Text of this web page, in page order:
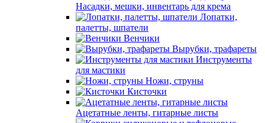
Насадки, мешки, инвентарь для крема
Лопатки,
палетты, шпатели
Венчики
Вырубки, трафареты
Инструменты
для мастики
Ножи, струны
Кисточки
Ацетатные ленты, гитарные листы